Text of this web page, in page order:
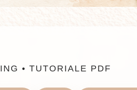
• TUTORIALE PDF